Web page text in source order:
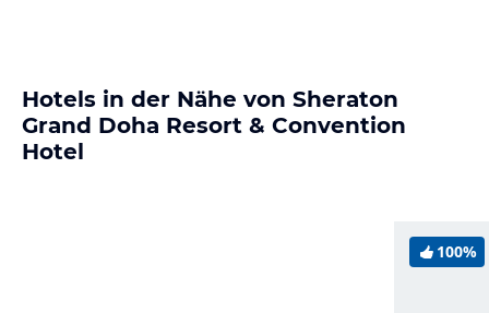
Hotels in der Nähe von Sheraton
Grand Doha Resort & Convention
Hotel
100%